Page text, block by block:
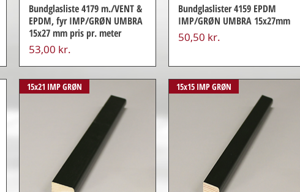
Bundglasliste 4179 m./VENT &
EPDM, fyr IMP/GRØN UMBRA
15x27 mm pris pr. meter
Pris
53,00 kr.
Bundglaslister 4159 EPDM
IMP/GRØN UMBRA 15x27mm
Pris
50,50 kr.
15x21 IMP GRØN 15x15 IMP GRØN